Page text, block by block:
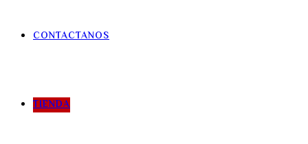
CONTACTANOS
TIENDA